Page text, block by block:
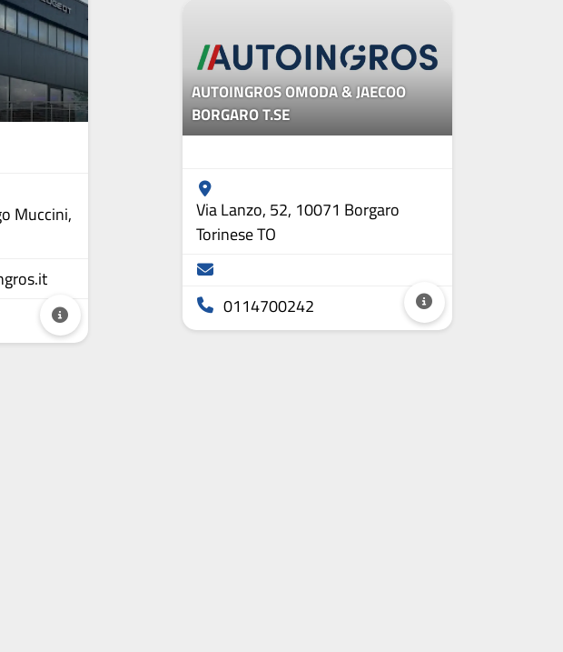
Muccini,
AUTOINGROS OMODA & JAECOO
BORGARO T.SE
Via Lanzo, 52, 10071 Borgaro
Torinese TO
0114700242